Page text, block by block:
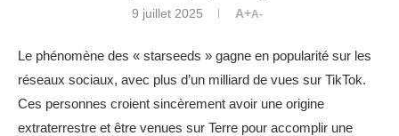
9 juillet 2025 A+A-
Le phénomène des « starseeds » gagne en popularité sur les
réseaux sociaux, avec plus d’un milliard de vues sur TikTok.
Ces personnes croient sincèrement avoir une origine
extraterrestre et être venues sur Terre pour accomplir une